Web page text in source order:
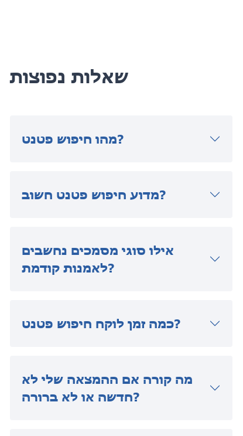
שאלות נפוצות
מהו חיפוש פטנט?
מדוע חיפוש פטנט חשוב?
אילו סוגי מסמכים נחשבים
לאמנות קודמת?
כמה זמן לוקח חיפוש פטנט?
מה קורה אם ההמצאה שלי לא
חדשה או לא ברורה?